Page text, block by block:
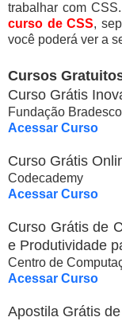
trabalhar com
curso de CSS,
você poderá ver a
Cursos
Curso Grátis
Fundação Bradesco
Acessar Curso
Curso Grátis
Codecademy
Acessar Curso
Curso Grátis de
e Produtividade
Centro de
Acessar Curso
Apostila Grátis